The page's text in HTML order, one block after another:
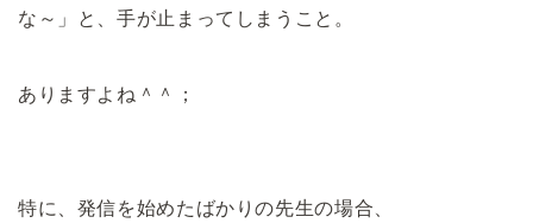
な～」と、手が止まってしまうこと。
ありますよね＾＾；
特に、発信を始めたばかりの先生の場合、